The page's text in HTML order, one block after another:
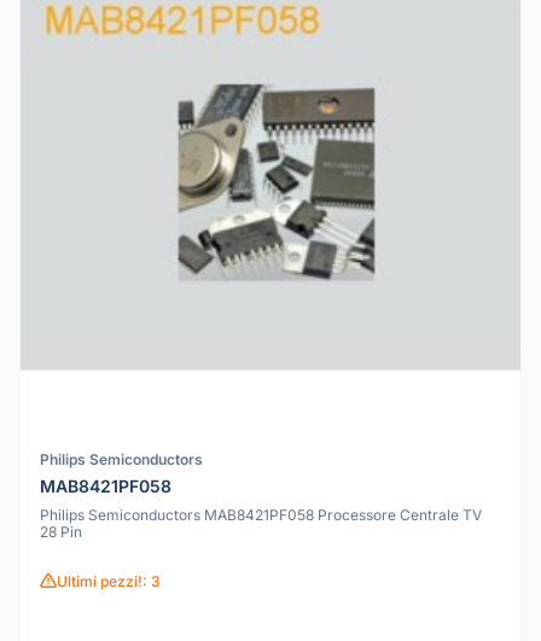
Philips Semiconductors
MAB8421PF058
Philips Semiconductors MAB8421PF058 Processore Centrale TV
28 Pin
Ultimi pezzi!: 3